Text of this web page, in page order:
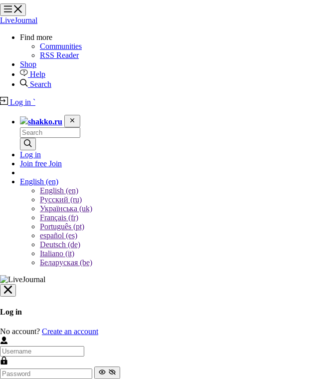
?
?
LiveJournal
Find more
Communities
RSS Reader
Shop
Help
Search
Log in `
shakko.ru
Log in
Join free Join
English (en)
English (en)
Русский (ru)
Українська (uk)
Français (fr)
Português (pt)
español (es)
Deutsch (de)
Italiano (it)
Беларуская (be)
Log in
No account? Create an account